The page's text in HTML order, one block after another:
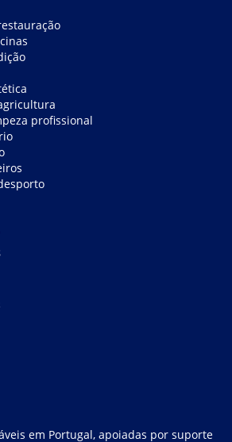
profissional
em Portugal, apoiadas por suporte